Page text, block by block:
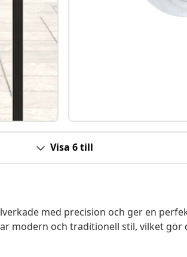
Visa 6 till
med precision och ger en
modern och traditionell stil, vilket gör